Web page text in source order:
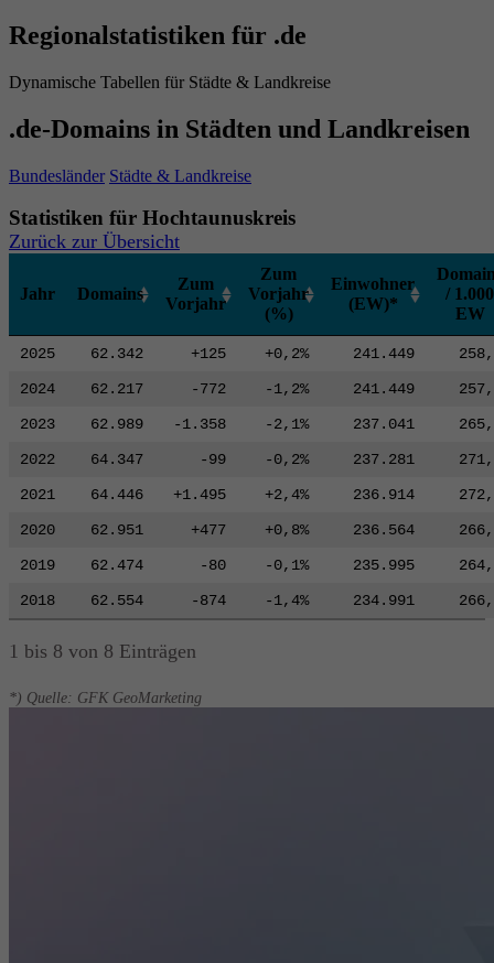
Regionalstatistiken für .de
Dynamische Tabellen für Städte & Landkreise
.de-Domains in Städten und Landkreisen
Bundesländer Städte & Landkreise
Statistiken für Hochtaunuskreis
Zurück zur Übersicht
Jahr Domains
Zum
Vorjahr
Zum
Vorjahr
(%)
Einwohner
(EW)*
/ 1.000
EW
2025 62.342 +125 +0,2% 241.449
2024
62.217 -772 -1,2% 241.449
2023
62.989 -1.358 -2,1% 237.041
2022
64.347 -99 -0,2% 237.281
2021
64.446 +1.495 +2,4% 236.914
2020
62.951 +477 +0,8% 236.564
2019
62.474 -80 -0,1% 235.995
2018
62.554 -874 -1,4% 234.991
1 bis 8 von 8 Einträgen
*) Quelle: GFK GeoMarketing